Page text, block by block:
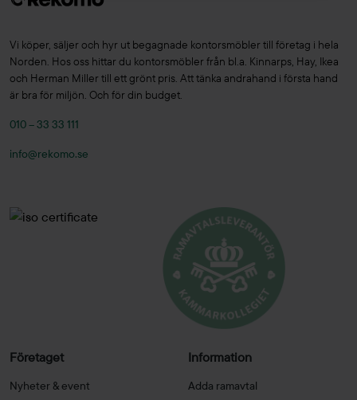
Vi köper, säljer och hyr ut begagnade kontorsmöbler till företag i hela
Norden. Hos oss hittar du kontorsmöbler från bl.a. Kinnarps, Hay, Ikea
och Herman Miller till ett grönt pris. Att tänka andrahand i första hand
är bra för miljön. Och för din budget.
010 – 33 33 111
info@rekomo.se
Företaget
Nyheter & event
Information
Adda ramavtal